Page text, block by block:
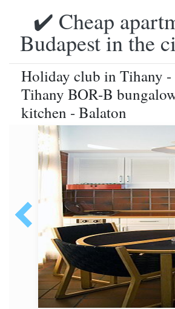
✔️ Cheap
Budapest in the
Holiday club in Tihany
Tihany BOR-B
kitchen - Balaton